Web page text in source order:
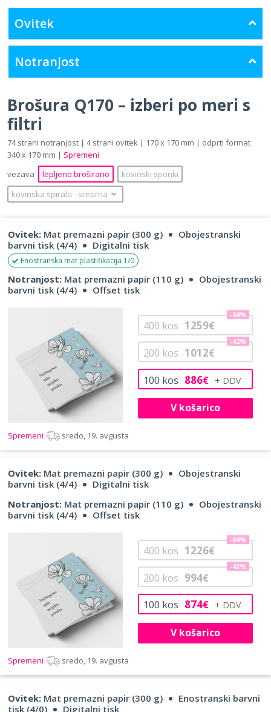
Ovitek
Notranjost
Brošura Q170 – izberi po meri s
filtri
74 strani notranjost | 4 strani ovitek | 170 x 170 mm | odprti format
340 x 170 mm | Spremeni
vezava
lepljeno broširano
kovinski sponki
kovinska spirala ‐ srebrna
Ovitek: Mat premazni papir (300 g)
Obojestranski
barvni tisk (4/4)
Digitalni tisk
Enostranska mat plastifikacija 1/0
Notranjost: Mat premazni papir (110 g)
Obojestranski
barvni tisk (4/4)
Offset tisk
100 kos 886€
200 kos 1012€
-42%
400 kos 1259€
-64%
V košarico
Spremeni sredo, 19. avgusta
Ovitek: Mat premazni papir (300 g)
Obojestranski
barvni tisk (4/4)
Digitalni tisk
Notranjost: Mat premazni papir (110 g)
Obojestranski
barvni tisk (4/4)
Offset tisk
100 kos 874€
200 kos 994€
-43%
400 kos 1226€
-64%
V košarico
Spremeni sredo, 19. avgusta
Ovitek: Mat premazni papir (300 g)
Enostranski barvni
tisk (4/0)
Digitalni tisk